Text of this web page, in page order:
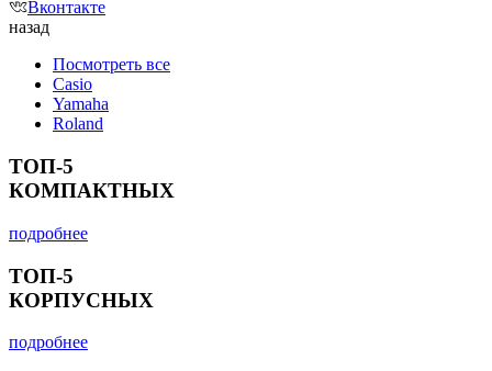
Вконтакте
назад
Посмотреть все
Casio
Yamaha
Roland
ТОП-5
КОМПАКТНЫХ
подробнее
ТОП-5
КОРПУСНЫХ
подробнее